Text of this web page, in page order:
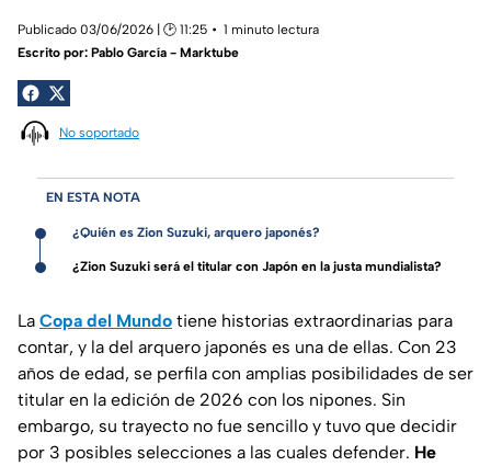
Publicado 03/06/2026 | 🕑 11:25
1 minuto lectura
Escrito por: Pablo García - Marktube
No soportado
EN ESTA NOTA
¿Quién es Zion Suzuki, arquero japonés?
¿Zion Suzuki será el titular con Japón en la justa mundialista?
La Copa del Mundo tiene historias extraordinarias para
contar, y la del arquero japonés es una de ellas. Con 23
años de edad, se perfila con amplias posibilidades de ser
titular en la edición de 2026 con los nipones. Sin
embargo, su trayecto no fue sencillo y tuvo que decidir
por 3 posibles selecciones a las cuales defender. He